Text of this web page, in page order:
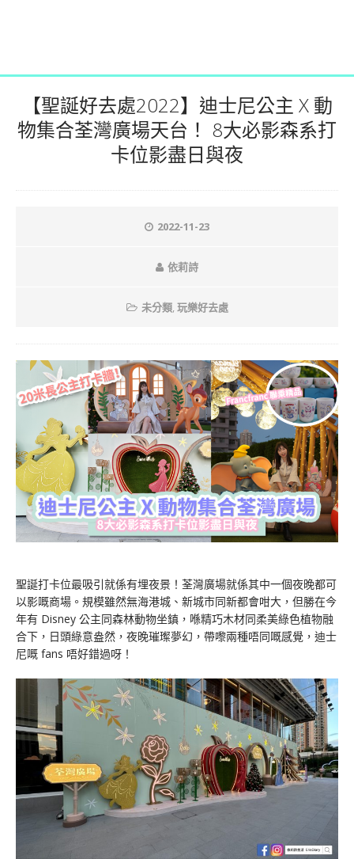
【聖誕好去處2022】迪士尼公主 X 動
物集合荃灣廣場天台！ 8大必影森系打
卡位影盡日與夜
2022-11-23
依莉詩
未分類,玩樂好去處
聖誕打卡位最吸引就係有埋夜景！荃灣廣場就係其中一個夜晚都可
以影嘅商場。規模雖然無海港城、新城市同新都會咁大，但勝在今
年有 Disney 公主同森林動物坐鎮，喺精巧木材同柔美綠色植物融
合下， 日頭綠意盎然，夜晚璀璨夢幻，帶嚟兩種唔同嘅感覺，迪士
尼嘅 fans 唔好錯過呀！